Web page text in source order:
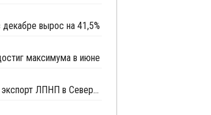
вырос на 41,5%
максимума в июне
Производство, продажи, экспорт ЛПНП в Северной Америке выросли в мае